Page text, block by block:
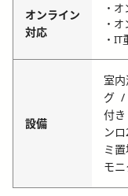
オンライン
対応
・
・
・
設備
室
グ
付き
ン
ミ
モ